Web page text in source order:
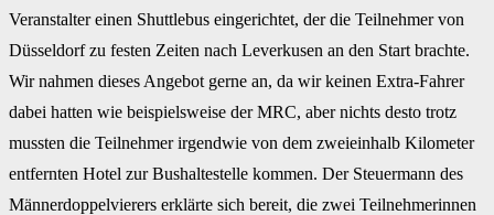
Veranstalter einen Shuttlebus eingerichtet, der die Teilnehmer von
Düsseldorf zu festen Zeiten nach Leverkusen an den Start brachte.
Wir nahmen dieses Angebot gerne an, da wir keinen Extra-Fahrer
dabei hatten wie beispielsweise der MRC, aber nichts desto trotz
mussten die Teilnehmer irgendwie von dem zweieinhalb Kilometer
entfernten Hotel zur Bushaltestelle kommen. Der Steuermann des
Männerdoppelvierers erklärte sich bereit, die zwei Teilnehmerinnen